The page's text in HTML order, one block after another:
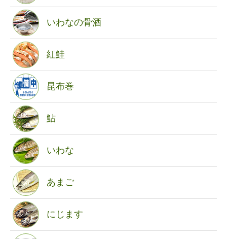
いわなの骨酒
紅鮭
昆布巻
鮎
いわな
あまご
にじます